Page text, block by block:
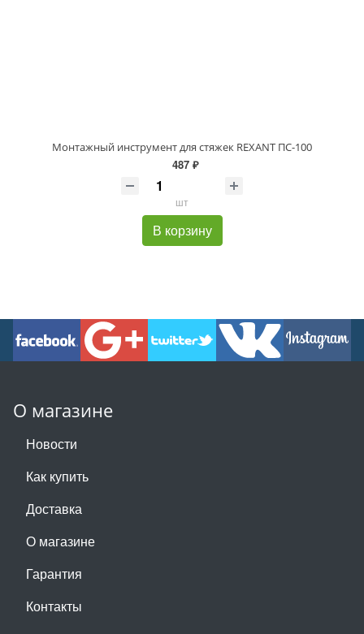
Монтажный инструмент для стяжек REXANT ПС-100
487 ₽
шт
В корзину
О магазине
Новости
Как купить
Доставка
О магазине
Гарантия
Контакты